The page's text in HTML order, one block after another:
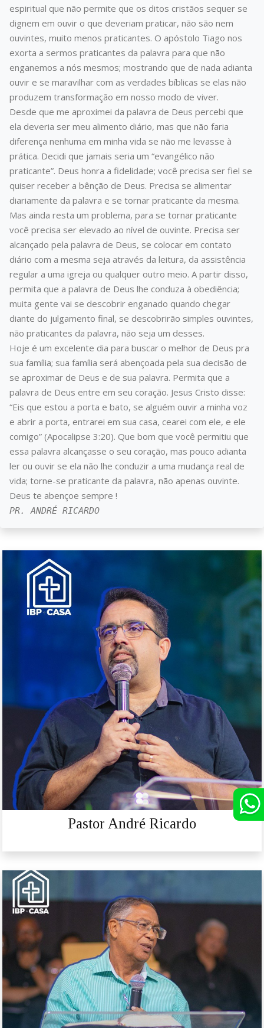
espiritual que não permite que os ditos cristãos sequer se
dignem em ouvir o que deveriam praticar, não são nem
ouvintes, muito menos praticantes. O apóstolo Tiago nos
exorta a sermos praticantes da palavra para que não
enganemos a nós mesmos; mostrando que de nada adianta
ouvir e se maravilhar com as verdades bíblicas se elas não
produzem transformação em nosso modo de viver.
Desde que me aproximei da palavra de Deus percebi que
ela deveria ser meu alimento diário, mas que não faria
diferença nenhuma em minha vida se não me levasse à
prática. Decidi que jamais seria um “evangélico não
praticante”. Deus honra a fidelidade; você precisa ser fiel se
quiser receber a bênção de Deus. Precisa se alimentar
diariamente da palavra e se tornar praticante da mesma.
Mas ainda resta um problema, para se tornar praticante
você precisa ser elevado ao nível de ouvinte. Precisa ser
alcançado pela palavra de Deus, se colocar em contato
diário com a mesma seja através da leitura, da assistência
regular a uma igreja ou qualquer outro meio. A partir disso,
permita que a palavra de Deus lhe conduza à obediência;
muita gente vai se descobrir enganado quando chegar
diante do julgamento final, se descobrirão simples ouvintes,
não praticantes da palavra, não seja um desses.
Hoje é um excelente dia para buscar o melhor de Deus pra
sua família; sua família será abençoada pela sua decisão de
se aproximar de Deus e de sua palavra. Permita que a
palavra de Deus entre em seu coração. Jesus Cristo disse:
“Eis que estou a porta e bato, se alguém ouvir a minha voz
e abrir a porta, entrarei em sua casa, cearei com ele, e ele
comigo” (Apocalipse 3:20). Que bom que você permitiu que
essa palavra alcançasse o seu coração, mas pouco adianta
ler ou ouvir se ela não lhe conduzir a uma mudança real de
vida; torne-se praticante da palavra, não apenas ouvinte.
Deus te abençoe sempre !
PR. ANDRÉ RICARDO
Pastor André Ricardo